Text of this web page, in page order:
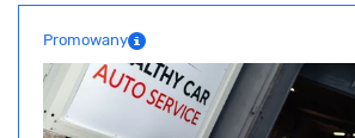
Promowany